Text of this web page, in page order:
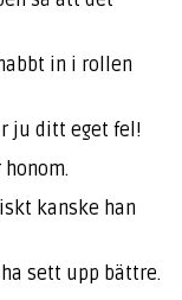
in i rollen
ju ditt eget fel!
kanske han
sett upp bättre.